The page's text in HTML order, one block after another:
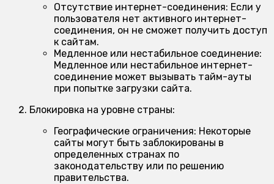
Отсутствие интернет-соединения: Если у
пользователя нет активного интернет-
соединения, он не сможет получить доступ
к сайтам.
Медленное или нестабильное соединение:
Медленное или нестабильное интернет-
соединение может вызывать тайм-ауты
при попытке загрузки сайта.
Блокировка на уровне страны:
Географические ограничения: Некоторые
сайты могут быть заблокированы в
определенных странах по
законодательству или по решению
правительства.